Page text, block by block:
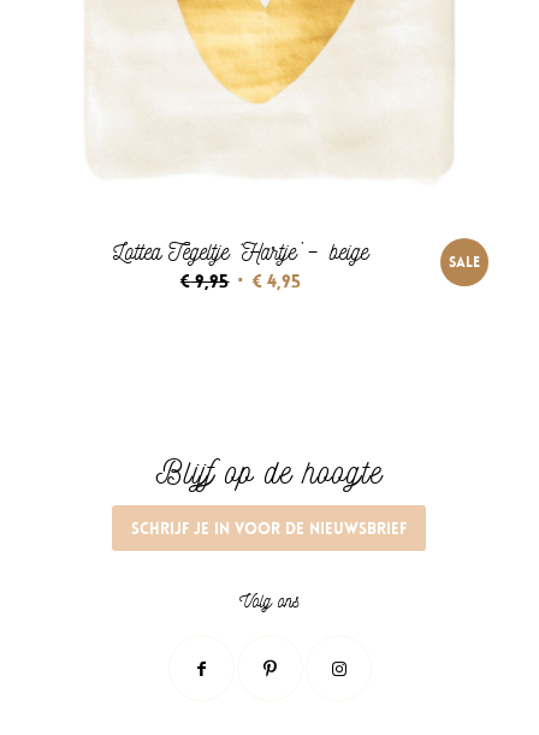
Lottea Tegeltje ‘Hartje’ – beige
€9,95 Oorspronkelijke
€ 4,95Huidige
SALE
Blijf op de hoogte
Schrijf je in voor de nieuwsbrief
Volg ons